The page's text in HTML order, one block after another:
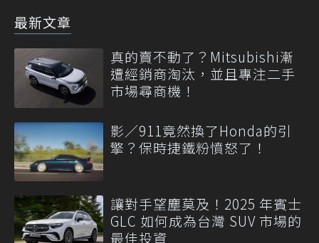
最新文章
真的賣不動了？Mitsubishi漸
遭經銷商淘汰，並且專注二手
市場尋商機！
影／911竟然換了Honda的引
擎？保時捷鐵粉憤怒了！
讓對手望塵莫及！2025 年賓士
GLC 如何成為台灣 SUV 市場的
最佳投資